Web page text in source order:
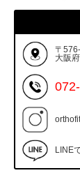
〒
大阪
LINE